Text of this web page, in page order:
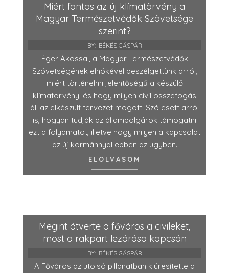
Miért fontos az új klímatörvény a
Magyar Természetvédők Szövetsége
szerint?
BY: BÉKÉS GÁSPÁR
Éger Ákossal, a Magyar Természetvédők
Szövetségének elnökével beszélgettünk arról,
miért történelmi jelentőségű a készülő
klímatörvény, és hogy milyen civil összefogás
áll az elkészült tervezet mögött. Szó esett arról
is, hogyan tudják az állampolgárok támogatni
ezt a folyamatot, illetve hogy milyen a kapcsolat
az új kormánnyal ebben az ügyben.
ELOLVASOM
Megint átverte a főváros a civileket,
most a rakpart lezárása kapcsán
BY: BÉKÉS GÁSPÁR
A Főváros az utolsó pillanatban kiüresítette a